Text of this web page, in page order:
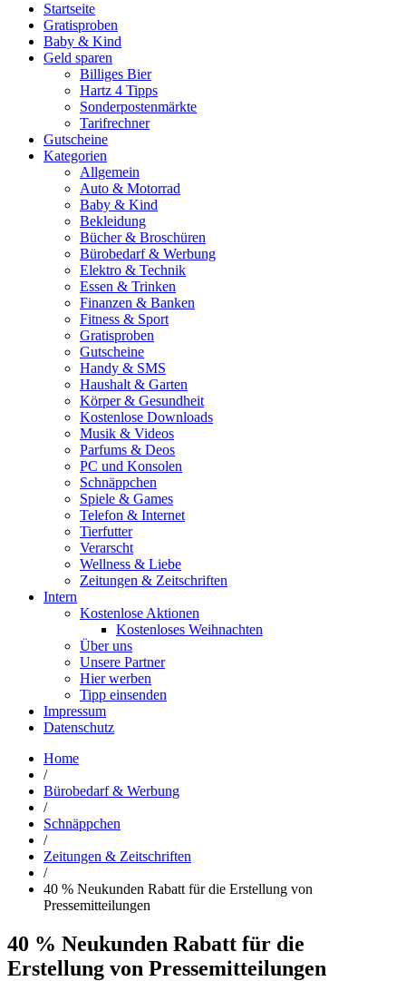
Startseite
Gratisproben
Baby & Kind
Geld sparen
Billiges Bier
Hartz 4 Tipps
Sonderpostenmärkte
Tarifrechner
Gutscheine
Kategorien
Allgemein
Auto & Motorrad
Baby & Kind
Bekleidung
Bücher & Broschüren
Bürobedarf & Werbung
Elektro & Technik
Essen & Trinken
Finanzen & Banken
Fitness & Sport
Gratisproben
Gutscheine
Handy & SMS
Haushalt & Garten
Körper & Gesundheit
Kostenlose Downloads
Musik & Videos
Parfums & Deos
PC und Konsolen
Schnäppchen
Spiele & Games
Telefon & Internet
Tierfutter
Verarscht
Wellness & Liebe
Zeitungen & Zeitschriften
Intern
Kostenlose Aktionen
Kostenloses Weihnachten
Über uns
Unsere Partner
Hier werben
Tipp einsenden
Impressum
Datenschutz
Home
/
Bürobedarf & Werbung
/
Schnäppchen
/
Zeitungen & Zeitschriften
/
40 % Neukunden Rabatt für die Erstellung von
Pressemitteilungen
40 % Neukunden Rabatt für die
Erstellung von Pressemitteilungen